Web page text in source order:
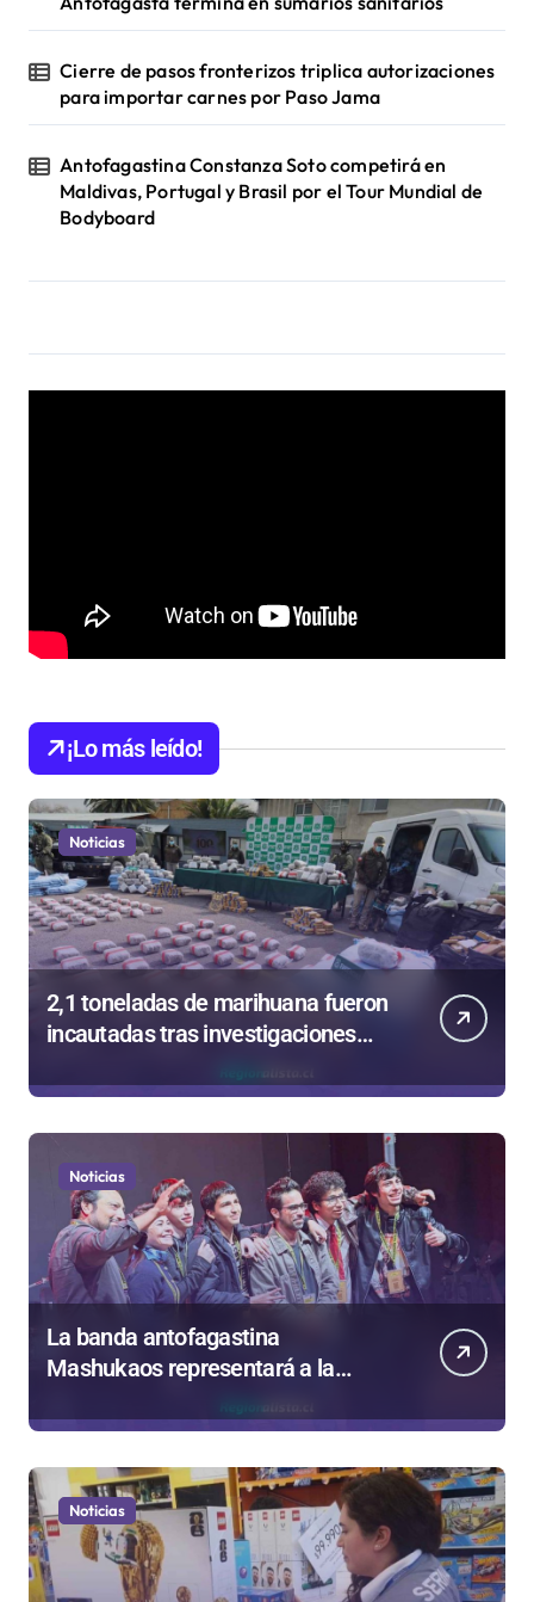
Cierre de pasos fronterizos triplica autorizaciones
para importar carnes por Paso Jama
Antofagastina Constanza Soto competirá en
Maldivas, Portugal y Brasil por el Tour Mundial de
Bodyboard
¡Lo más leído!
Noticias
2,1 toneladas de marihuana fueron
incautadas tras investigaciones
Noticias
La banda antofagastina
Mashukaos representará a la
de Valparaíso
Noticias